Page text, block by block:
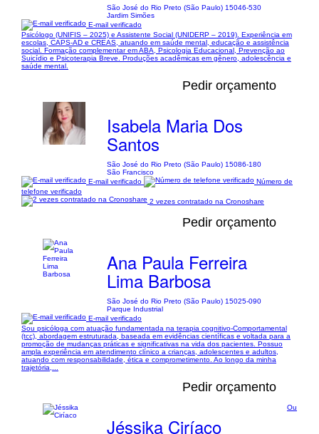
São José do Rio Preto (São Paulo) 15046-530
Jardim Simões
E-mail verificado
Psicólogo (UNIFIS – 2025) e Assistente Social (UNIDERP – 2019). Experiência em
escolas, CAPS-AD e CREAS, atuando em saúde mental, educação e assistência
social. Formação complementar em ABA, Psicologia Educacional, Prevenção ao
Suicídio e Psicoterapia Breve. Produções acadêmicas em gênero, adolescência e
saúde mental.
Pedir orçamento
Isabela Maria Dos
Santos
São José do Rio Preto (São Paulo) 15086-180
São Francisco
E-mail verificado
Número de
telefone verificado
2 vezes contratado na Cronoshare
Pedir orçamento
Ana Paula Ferreira
Lima Barbosa
São José do Rio Preto (São Paulo) 15025-090
Parque Industrial
E-mail verificado
Sou psicóloga com atuação fundamentada na terapia cognitivo-Comportamental
(tcc), abordagem estruturada, baseada em evidências científicas e voltada para a
promoção de mudanças práticas e significativas na vida dos pacientes. Possuo
ampla experiência em atendimento clínico a crianças, adolescentes e adultos,
atuando com responsabilidade, ética e comprometimento. Ao longo da minha
trajetória,...
Pedir orçamento
Jéssika Ciríaco
Ou